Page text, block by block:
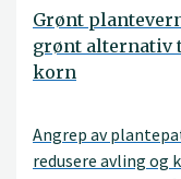
Grønt
grønt alternativ
korn
Angrep av
redusere avling og